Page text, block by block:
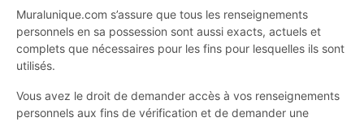
Muralunique.com s’assure que tous les renseignements
personnels en sa possession sont aussi exacts, actuels et
complets que nécessaires pour les fins pour lesquelles ils sont
utilisés.
Vous avez le droit de demander accès à vos renseignements
personnels aux fins de vérification et de demander une